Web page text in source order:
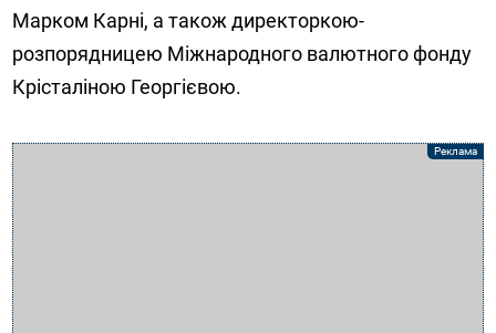
Марком Карні, а також директоркою-
розпорядницею Міжнародного валютного фонду
Крісталіною Георгієвою.